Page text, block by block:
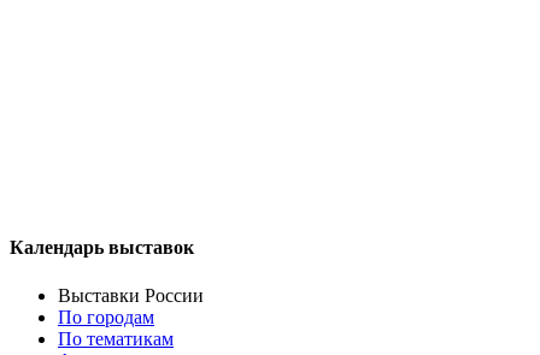
Календарь выставок
Выставки России
По городам
По тематикам